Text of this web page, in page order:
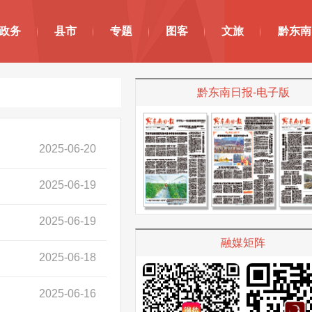
务 县市 专题 图客 文旅 黔东
2025-06-20
2025-06-19
2025-06-19
2025-06-18
2025-06-16
黔东南日报-电子版
融媒矩阵